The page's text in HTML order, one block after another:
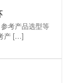
考产品选型等
产 […]